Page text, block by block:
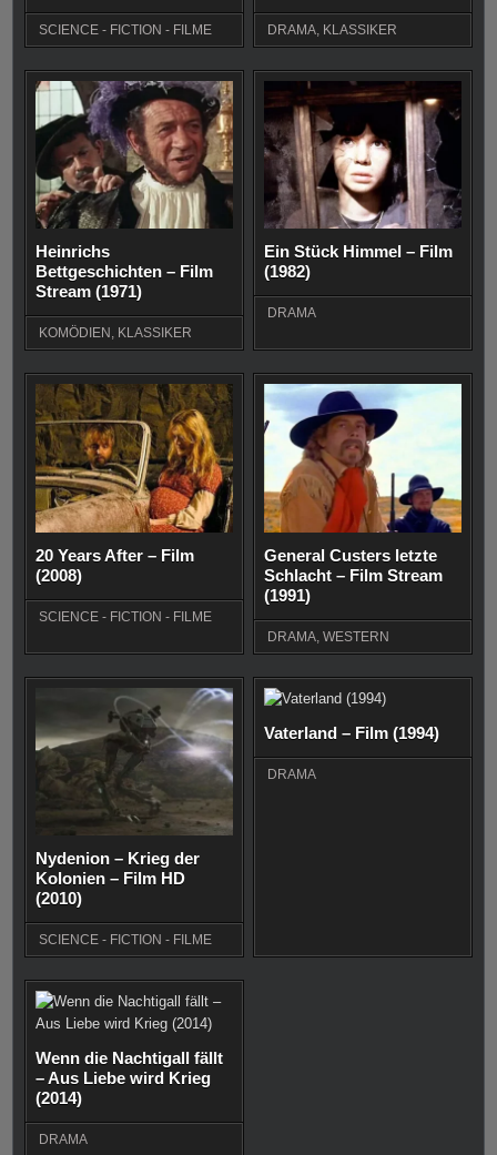
SCIENCE - FICTION - FILME DRAMA, KLASSIKER
Heinrichs
Bettgeschichten – Film
Stream (1971)
KOMÖDIEN , KLASSIKER
Ein Stück Himmel – Film
(1982)
DRAMA
20 Years After – Film
(2008)
SCIENCE - FICTION - FILME
General Custers letzte
Schlacht – Film Stream
(1991)
DRAMA ,WESTERN
Nydenion – Krieg der
Kolonien – Film HD
(2010)
SCIENCE - FICTION - FILME
Vaterland – Film (1994)
DRAMA
Wenn die Nachtigall fällt
– Aus Liebe wird Krieg
(2014)
DRAMA